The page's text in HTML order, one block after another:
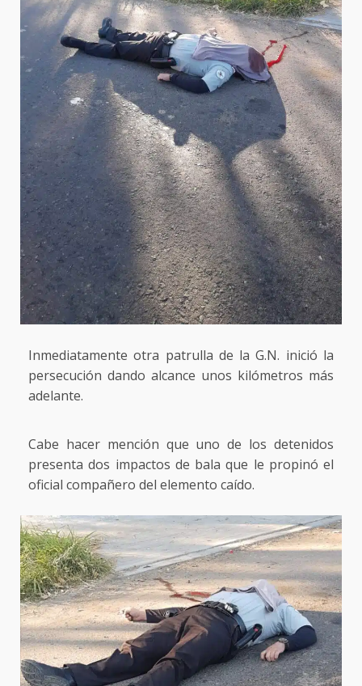
Inmediatamente otra patrulla de la G.N. inició la
persecución dando alcance unos kilómetros más
adelante.
Cabe hacer mención que uno de los detenidos
presenta dos impactos de bala que le propinó el
oficial compañero del elemento caído.